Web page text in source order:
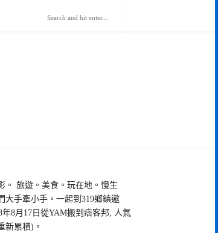
。 旅遊。美食。玩在地。慢生
大手牽小手。一起到319鄉鎮遨
年8月17日從YAM搬到痞客邦, 人氣
新累積)。